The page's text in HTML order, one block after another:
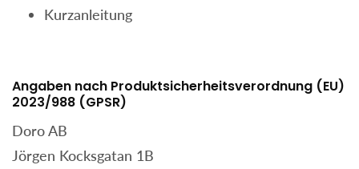
Kurzanleitung
Angaben nach Produktsicherheitsverordnung (EU)
2023/988 (GPSR)
Doro AB
Jörgen Kocksgatan 1B